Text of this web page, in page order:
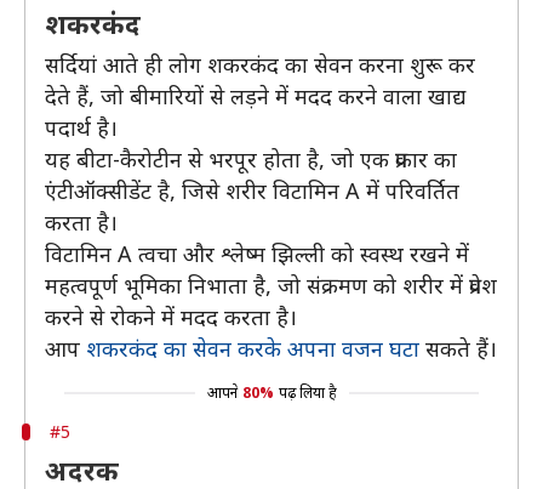
शकरकंद
सर्दियां आते ही लोग शकरकंद का सेवन करना शुरू कर
देते हैं, जो बीमारियों से लड़ने में मदद करने वाला खाद्य
पदार्थ है।
यह बीटा-कैरोटीन से भरपूर होता है, जो एक प्रकार का
एंटीऑक्सीडेंट है, जिसे शरीर विटामिन A में परिवर्तित
करता है।
विटामिन A त्वचा और श्लेष्म झिल्ली को स्वस्थ रखने में
महत्वपूर्ण भूमिका निभाता है, जो संक्रमण को शरीर में प्रवेश
करने से रोकने में मदद करता है।
आप शकरकंद का सेवन करके अपना वजन घटा सकते हैं।
आपने 80% पढ़ लिया है
#5
अदरक